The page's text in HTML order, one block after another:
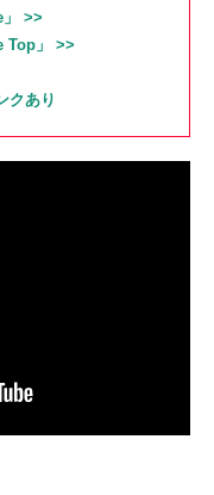
>>
Top」 >>
クあり